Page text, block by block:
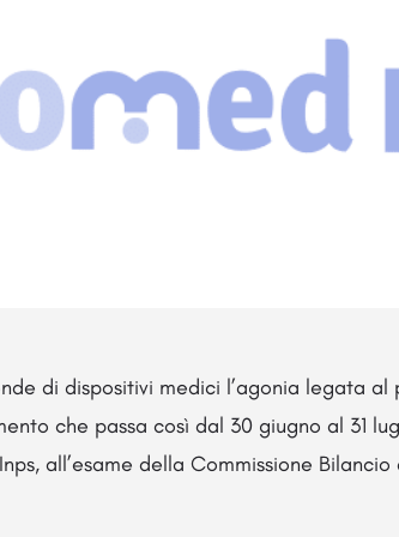
di dispositivi medici l’agonia legata
che passa così dal 30 giugno al 31
all’esame della Commissione